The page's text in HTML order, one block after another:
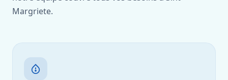
Margriete.